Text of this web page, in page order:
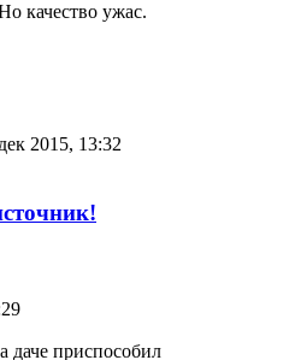
качество ужас.
2015, 13:32
даче приcпособил